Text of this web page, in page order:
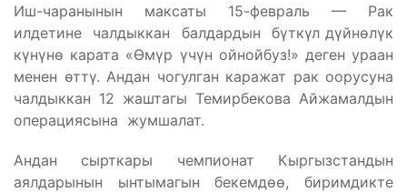
Иш-чаранынын максаты 15-февраль — Рак
илдетине чалдыккан балдардын бүткүл дүйнөлүк
күнүнө карата «Өмүр үчүн ойнойбуз!» деген ураан
менен өттү. Андан чогулган каражат рак оорусуна
чалдыккан 12 жаштагы Темирбекова Айжамалдын
операциясына жумшалат.
Андан сырткары чемпионат Кыргызстандын
аялдарынын ынтымагын бекемдөө, биримдикте